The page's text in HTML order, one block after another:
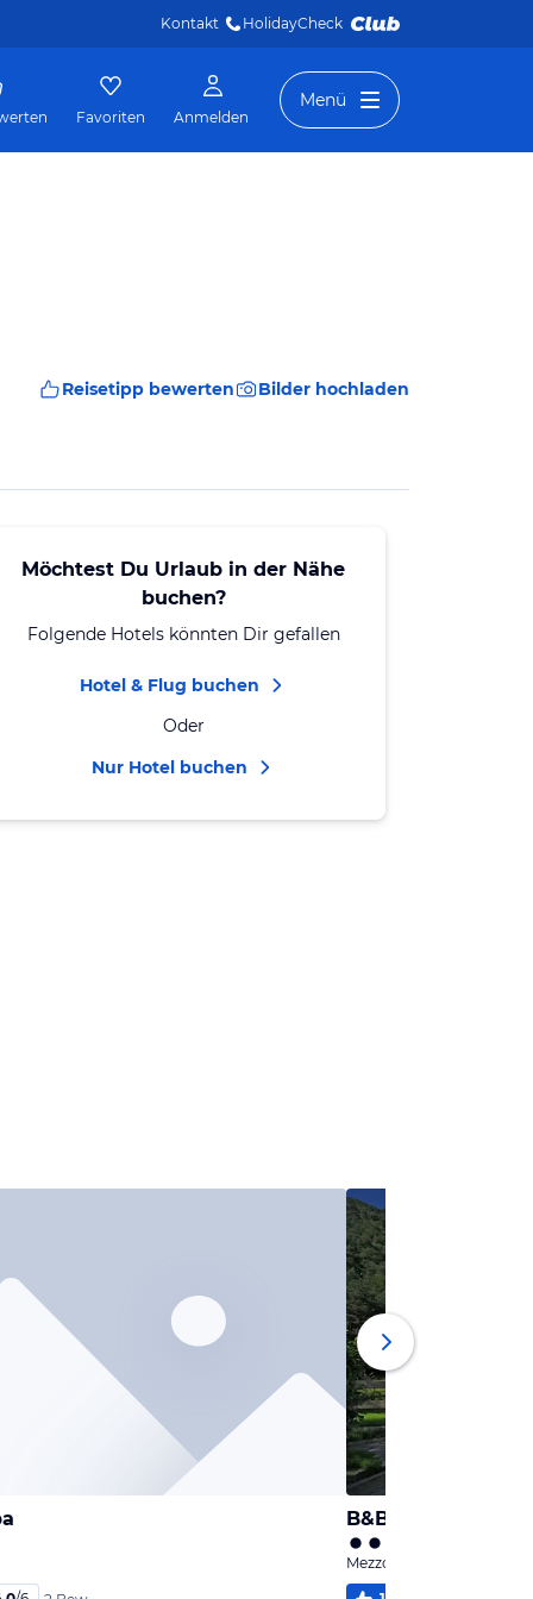
Kontakt HolidayCheck
Favoriten Anmelden
Menü
Reisetipp bewerten Bilder hochladen
Möchtest Du Urlaub in der Nähe
buchen?
Folgende Hotels könnten Dir gefallen
Hotel & Flug buchen
Oder
Nur Hotel buchen
B&B Ledro
Mezzolago, Trentino